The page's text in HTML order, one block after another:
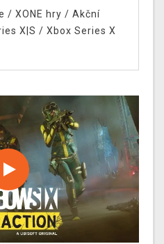
/ XONE hry / Akční
X|S / Xbox Series X